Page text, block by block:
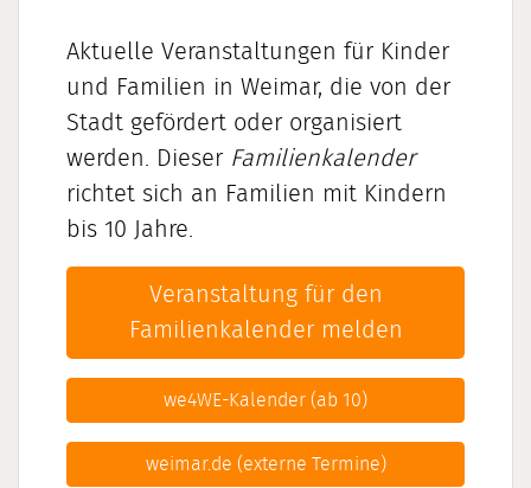
Aktuelle Veranstaltungen für Kinder
und Familien in Weimar, die von der
Stadt gefördert oder organisiert
werden. Dieser Familienkalender
richtet sich an Familien mit Kindern
bis 10 Jahre.
Veranstaltung für den
Familienkalender melden
we4WE-Kalender (ab 10)
weimar.de (externe Termine)